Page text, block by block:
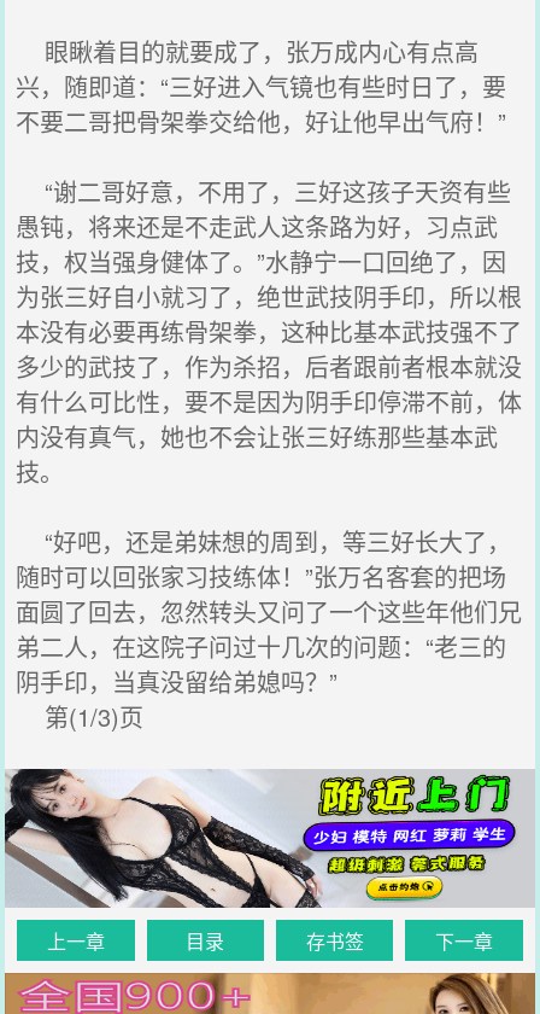
眼瞅着目的就要成了，张万成内心有点高
兴，随即道：“三好进入气镜也有些时日了，要
不要二哥把骨架拳交给他，好让他早出气府！”
“谢二哥好意，不用了，三好这孩子天资有些
愚钝，将来还是不走武人这条路为好，习点武
技，权当强身健体了。”水静宁一口回绝了，因
为张三好自小就习了，绝世武技阴手印，所以根
本没有必要再练骨架拳，这种比基本武技强不了
多少的武技了，作为杀招，后者跟前者根本就没
有什么可比性，要不是因为阴手印停滞不前，体
内没有真气，她也不会让张三好练那些基本武
技。
“好吧，还是弟妹想的周到，等三好长大了，
随时可以回张家习技练体！”张万名客套的把场
面圆了回去，忽然转头又问了一个这些年他们兄
弟二人，在这院子问过十几次的问题：“老三的
阴手印，当真没留给弟媳吗？”
第(1/3)页
上一章 目录 存书签 下一章